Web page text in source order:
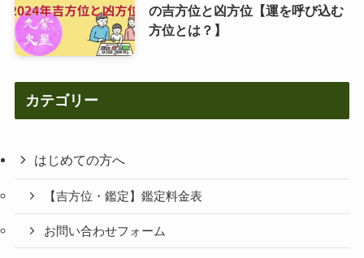
の吉方位と凶方位【運を呼び込む
方位とは？】
カテゴリー
はじめての方へ
【吉方位・鑑定】鑑定料金表
お問い合わせフォーム